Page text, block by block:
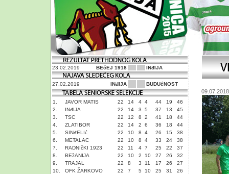
23.02.2019 BEčEJ 1918 INđIJA
27.02.2019 INđIJA BUDUćNOST
1. JAVOR MATIS 22 14 4 4 44 19
46
2.
INđIJA 22 14 3 5 37 13
45
3.
TSC 22 12 8 2 41 18
44
4.
ZLATIBOR 22 14 2 6 36 18
44
5.
SINđELIć 22 10 8 4 26 15
38
6.
METALAC 22 10 8 4 33 24
38
7.
RADNIčKI 1923 22 11 4 7 25 22
37
8.
BEžANIJA 22 10 2 10 27 26
32
9.
TRAJAL 22 8 3 11 17 26
27
10.
OFK ŽARKOVO 22 7 5 10 25 31
26
09.07.2018